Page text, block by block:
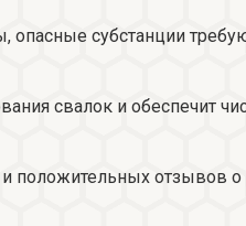
субстанции
свалок и обеспечит
положительных отзывов о